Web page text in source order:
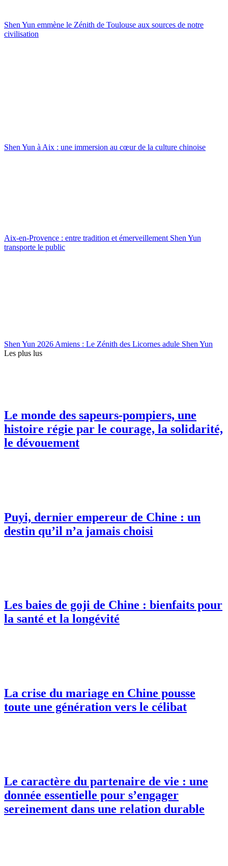
Shen Yun emmène le Zénith de Toulouse aux sources de notre
civilisation
Shen Yun à Aix : une immersion au cœur de la culture chinoise
Aix-en-Provence : entre tradition et émerveillement Shen Yun
transporte le public
Shen Yun 2026 Amiens : Le Zénith des Licornes adule Shen Yun
Les plus lus
Le monde des sapeurs-pompiers, une
histoire régie par le courage, la solidarité,
le dévouement
Puyi, dernier empereur de Chine : un
destin qu’il n’a jamais choisi
Les baies de goji de Chine : bienfaits pour
la santé et la longévité
La crise du mariage en Chine pousse
toute une génération vers le célibat
Le caractère du partenaire de vie : une
donnée essentielle pour s’engager
sereinement dans une relation durable